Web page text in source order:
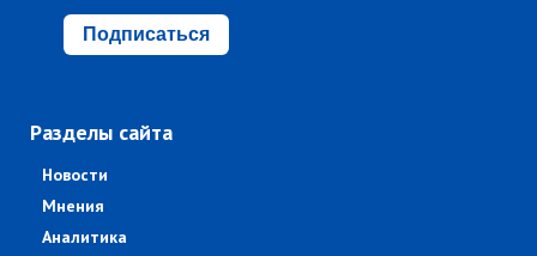
Подписаться
Разделы сайта
Новости
Мнения
Аналитика